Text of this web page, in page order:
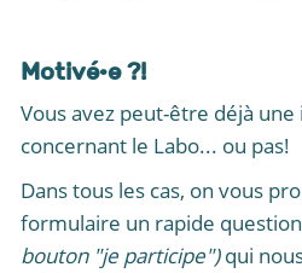
Motivé·e ?!
Vous avez peut-être déjà
concernant le Labo... ou pas!
Dans tous les cas, on vous
formulaire un rapide
bouton "je participe")qui